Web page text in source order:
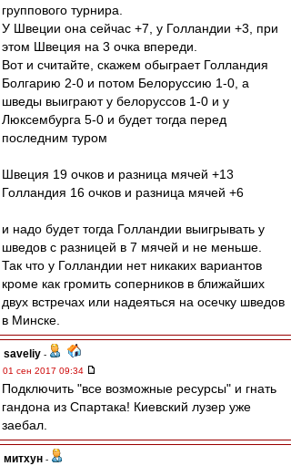
группового турнира.
У Швеции она сейчас +7, у Голландии +3, при
этом Швеция на 3 очка впереди.
Вот и считайте, скажем обыграет Голландия
Болгарию 2-0 и потом Белоруссию 1-0, а
шведы выиграют у белоруссов 1-0 и у
Люксембурга 5-0 и будет тогда перед
последним туром
Швеция 19 очков и разница мячей +13
Голландия 16 очков и разница мячей +6
и надо будет тогда Голландии выигрывать у
шведов с разницей в 7 мячей и не меньше.
Так что у Голландии нет никаких вариантов
кроме как громить соперников в ближайших
двух встречах или надеяться на осечку шведов
в Минске.
saveliy -
01 сен 2017 09:34
Подключить "все возможные ресурсы" и гнать
гандона из Спартака! Киевский лузер уже
заебал.
митхун -